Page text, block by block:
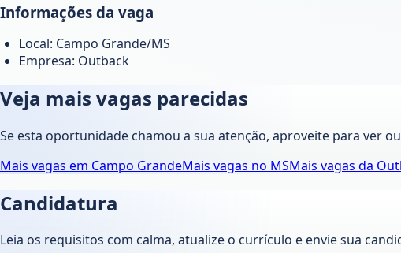
Informações da vaga
Local: Campo Grande/MS
Empresa: Outback
Veja mais vagas parecidas
Se esta oportunidade chamou a sua atenção, aproveite para ver
Mais vagas em Campo GrandeMais vagas no MSMais vagas da
Candidatura
Leia os requisitos com calma, atualize o currículo e envie sua